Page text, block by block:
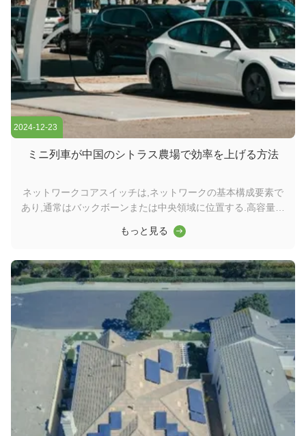
2024-12-23
ミニ列車が中国のシトラス農場で効率を上げる方法
ネットワークコアスイッチは,ネットワークの基本構成要素で
あり,通常はバックボーンまたは中央領域に位置する.高容量の
で重要な役割を果たしますワイダーコアスイッチは,ワイドエ
ェイとして機能し,ルーターを通じてサーバー,インターネット
サービスプロバイダー (ISP) との接続を容易にする.そして他
のスイッチの合計効率的に転送されるトラフィックを処理する
には,コアレイヤスイッチは大きなパワーと容量を持つ必要が
あります. そのため,迅速で完全な管理スイッチであることが重
要です. コア ス...
もっと見る